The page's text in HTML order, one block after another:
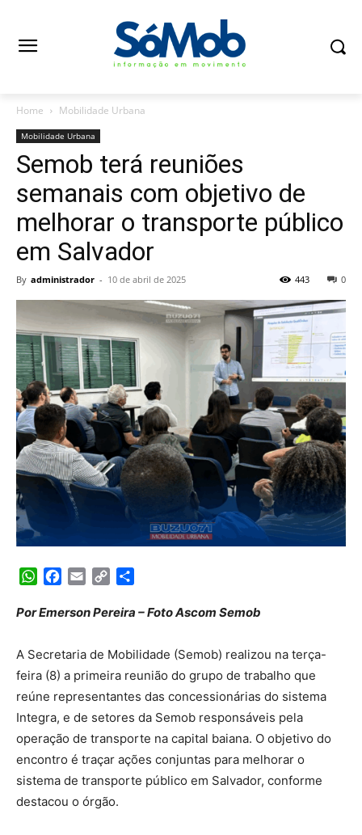
Home Mobilidade Urbana
Mobilidade Urbana
Semob terá reuniões
semanais com objetivo de
melhorar o transporte público
em Salvador
By administrador - 10 de abril de 2025 0
443
WhatsApp
Facebook
Email Copy
Por Emerson Pereira – Foto Ascom Semob
A Secretaria de Mobilidade (Semob) realizou na terça-
feira (8) a primeira reunião do grupo de trabalho que
reúne representantes das concessionárias do sistema
Integra, e de setores da Semob responsáveis pela
operação de transporte na capital baiana. O objetivo do
encontro é traçar ações conjuntas para melhorar o
sistema de transporte público em Salvador, conforme
destacou o órgão.